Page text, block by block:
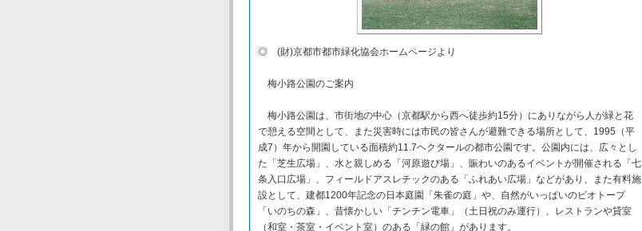
◎ (財)京都市都市緑化協会ホームページより
梅小路公園のご案内
梅小路公園は、市街地の中心（京都駅から西へ徒歩約15分）にありながら人が緑と花
で憩える空間として、また災害時には市民の皆さんが避難できる場所として、1995（平
成7）年から開園している面積約11.7ヘクタールの都市公園です。公園内には、広々とし
た「芝生広場」、水と親しめる「河原遊び場」、賑わいのあるイベントが開催される「七
条入口広場」、フィールドアスレチックのある「ふれあい広場」などがあり、また有料施
設として、建都1200年記念の日本庭園「朱雀の庭」や、自然がいっぱいのビオトープ
「いのちの森」、昔懐かしい「チンチン電車」（土日祝のみ運行）、レストランや貸室
（和室・茶室・イベント室）のある「緑の館」があります。